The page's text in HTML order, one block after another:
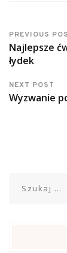
PREVIOUS
Najlepsze
łydek
NEXT POST
Wyzwanie